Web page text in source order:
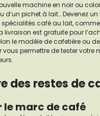
machine en noir ou
d’un pichet à lait… Devenez
café au lait,
livraison est gratuite pour
le modèle de cafetière ou
vous permettre de tester
des restes de
le marc de café